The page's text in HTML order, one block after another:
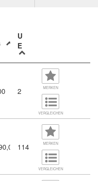
U
E
2 MERKEN
VERGLEICHEN
–
114 MERKEN
VERGLEICHEN